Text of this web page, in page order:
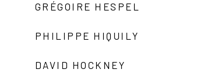
GRÉGOIRE HESPEL
PHILIPPE HIQUILY
DAVID HOCKNEY